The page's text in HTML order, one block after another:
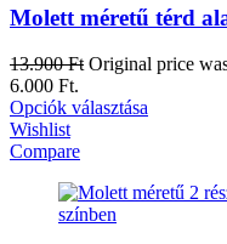
Molett méretű térd
13.900Ft Original price
6.000 Ft.
Opciók választása
Wishlist
Compare